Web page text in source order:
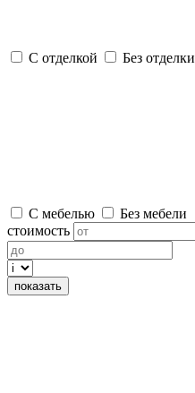
С отделкой Без отделки
С мебелью
Без мебели
стоимость
показать